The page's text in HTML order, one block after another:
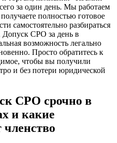
за один день. Мы работаем
полностью готовое
самостоятельно разбираться
Допуск СРО за день в
возможность легально
Просто обратитесь к
чтобы вы получили
и без потери юридической
СРО срочно в
и какие